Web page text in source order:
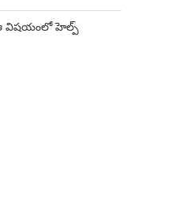
ఆ విషయంలో హెల్ప్